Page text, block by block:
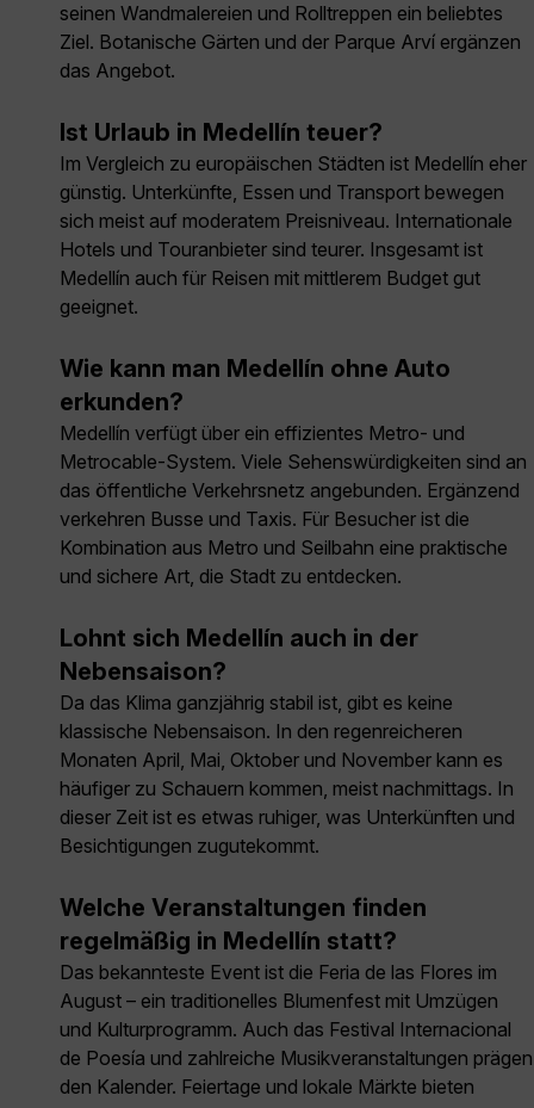
seinen Wandmalereien und Rolltreppen ein beliebtes
Ziel. Botanische Gärten und der Parque Arví ergänzen
das Angebot.
Ist Urlaub in Medellín teuer?
Im Vergleich zu europäischen Städten ist Medellín eher
günstig. Unterkünfte, Essen und Transport bewegen
sich meist auf moderatem Preisniveau. Internationale
Hotels und Touranbieter sind teurer. Insgesamt ist
Medellín auch für Reisen mit mittlerem Budget gut
geeignet.
Wie kann man Medellín ohne Auto
erkunden?
Medellín verfügt über ein effizientes Metro- und
Metrocable-System. Viele Sehenswürdigkeiten sind an
das öffentliche Verkehrsnetz angebunden. Ergänzend
verkehren Busse und Taxis. Für Besucher ist die
Kombination aus Metro und Seilbahn eine praktische
und sichere Art, die Stadt zu entdecken.
Lohnt sich Medellín auch in der
Nebensaison?
Da das Klima ganzjährig stabil ist, gibt es keine
klassische Nebensaison. In den regenreicheren
Monaten April, Mai, Oktober und November kann es
häufiger zu Schauern kommen, meist nachmittags. In
dieser Zeit ist es etwas ruhiger, was Unterkünften und
Besichtigungen zugutekommt.
Welche Veranstaltungen finden
regelmäßig in Medellín statt?
Das bekannteste Event ist die Feria de las Flores im
August – ein traditionelles Blumenfest mit Umzügen
und Kulturprogramm. Auch das Festival Internacional
de Poesía und zahlreiche Musikveranstaltungen prägen
den Kalender. Feiertage und lokale Märkte bieten